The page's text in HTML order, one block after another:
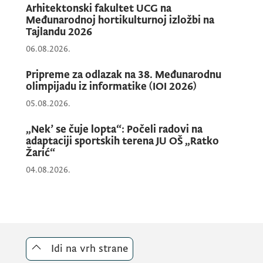
Strossmayera u Osijeku, prof. dr Julijanom
Vučo i prof. dr Dragicom Žugić, dekanicom
Filološkog fakulteta UDG, bila je budućnost
filologije na ovim prostorima.
Pitanje budućnosti filologije od posebnog je
inovacija, jer se direktno povezuje sa
Strategijom reforme obrazovanja 2025–
Razmjena iskustava sa kolegama iz regiona i
Brazila pruža Ministarstvu konkretne
Arhitektonski fakultet UCG na
Međunarodnoj hortikulturnoj izložbi na
Tajlandu 2026
06.08.2026.
Pripreme za odlazak na 38. Međunarodnu
olimpijadu iz informatike (IOI 2026)
05.08.2026.
„Nek’ se čuje lopta“: Počeli radovi na
adaptaciji sportskih terena JU OŠ „Ratko
Žarić“
04.08.2026.
Idi na vrh strane